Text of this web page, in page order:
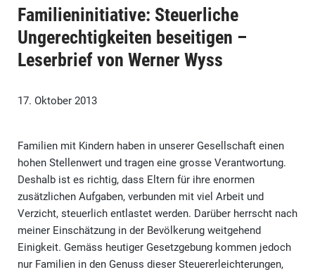
Familieninitiative: Steuerliche
Ungerechtigkeiten beseitigen –
Leserbrief von Werner Wyss
17. Oktober 2013
Familien mit Kindern haben in unserer Gesellschaft einen
hohen Stellenwert und tragen eine grosse Verantwortung.
Deshalb ist es richtig, dass Eltern für ihre enormen
zusätzlichen Aufgaben, verbunden mit viel Arbeit und
Verzicht, steuerlich entlastet werden. Darüber herrscht nach
meiner Einschätzung in der Bevölkerung weitgehend
Einigkeit. Gemäss heutiger Gesetzgebung kommen jedoch
nur Familien in den Genuss dieser Steuererleichterungen,